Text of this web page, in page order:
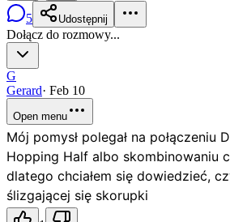
5
Udostępnij
Dołącz do rozmowy...
G
Gerard· Feb 10
Open menu
Mój pomysł polegał na połączeniu
Hopping Half albo skombinowaniu
dlatego chciałem się dowiedzieć,
ślizgającej się skorupki